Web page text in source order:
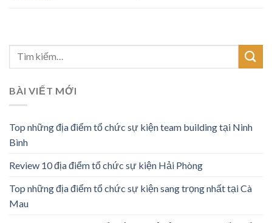
BÀI VIẾT MỚI
Top những địa điểm tổ chức sự kiện team building tại Ninh
Bình
Review 10 địa điểm tổ chức sự kiện Hải Phòng
Top những địa điểm tổ chức sự kiện sang trọng nhất tại Cà
Mau